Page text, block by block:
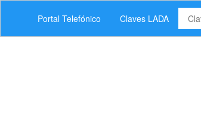
Portal Telefónico Claves LADA